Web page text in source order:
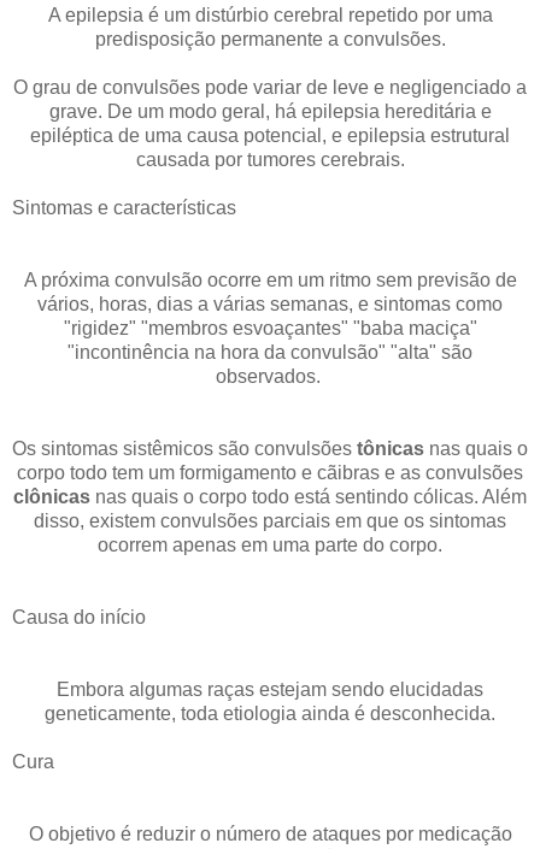
A epilepsia é um distúrbio cerebral repetido por uma
predisposição permanente a convulsões.
O grau de convulsões pode variar de leve e negligenciado a
grave. De um modo geral, há epilepsia hereditária e
epiléptica de uma causa potencial, e epilepsia estrutural
causada por tumores cerebrais.
Sintomas e características
A próxima convulsão ocorre em um ritmo sem previsão de
vários, horas, dias a várias semanas, e sintomas como
"rigidez" "membros esvoaçantes" "baba maciça"
"incontinência na hora da convulsão" "alta" são
observados.
Os sintomas sistêmicos são convulsões tônicas nas quais o
corpo todo tem um formigamento e cãibras e as convulsões
clônicas nas quais o corpo todo está sentindo cólicas. Além
disso, existem convulsões parciais em que os sintomas
ocorrem apenas em uma parte do corpo.
Causa do início
Embora algumas raças estejam sendo elucidadas
geneticamente, toda etiologia ainda é desconhecida.
Cura
O objetivo é reduzir o número de ataques por medicação